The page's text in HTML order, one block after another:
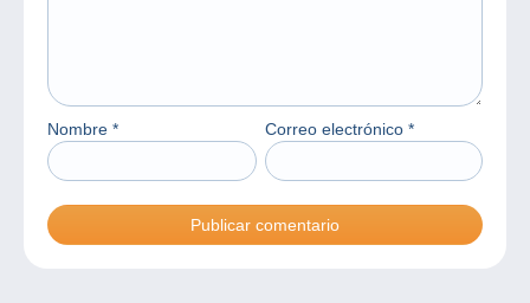
Nombre * Correo electrónico *